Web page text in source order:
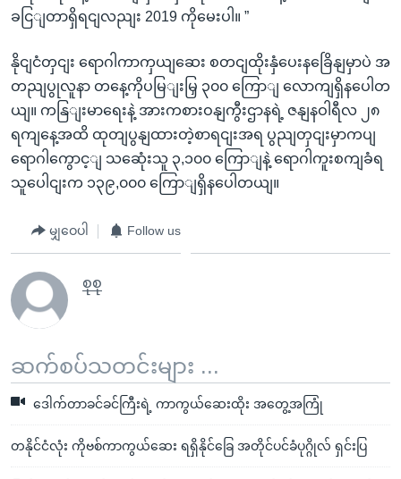
ခငြျတာရှိရငျလညျး 2019 ကိုမေးပါ။ ”
နိုငျငံတှငျး ရောဂါကာကှယျဆေး စတငျထိုးနှံပေးနခြေိနျမှာပဲ အ
တညျပွုလူနာ တနေ့ကိုပမြျးမြှ ၃၀၀ ကြောျ လောကျရှိနပေါတ
ယျ။ ကနြျးမာရေးနဲ့ အားကစားဝနျကွီးဌာနရဲ့ ဇနျနဝါရီလ ၂၈
ရကျနေ့အထိ ထုတျပွနျထားတဲ့စာရငျးအရ ပွညျတှငျးမှာကပျ
ရောဂါကွောင့ျ သဆေုံးသူ ၃,၁၀၀ ကြောျနဲ့ ရောဂါကူးစကျခံရ
သူပေါငျးက ၁၃၉,၀၀၀ ကြောျရှိနပေါတယျ။
မျှဝေပါ Follow us
စုစု
ဆက်စပ်သတင်းများ ...
ဒေါက်တာခင်ခင်ကြီးရဲ့ ကာကွယ်ဆေးထိုး အတွေ့အကြုံ
တနိုင်ငံလုံး ကိုဗစ်ကာကွယ်ဆေး ရရှိနိုင်ခြေ အတိုင်ပင်ခံပုဂ္ဂိုလ် ရှင်းပြ